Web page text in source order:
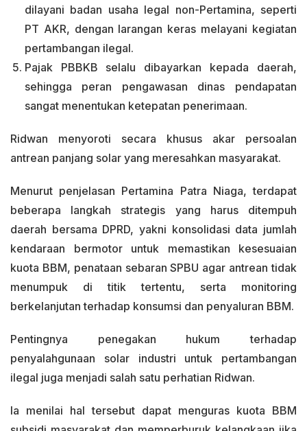
dilayani badan usaha legal non-Pertamina, seperti
PT AKR, dengan larangan keras melayani kegiatan
pertambangan ilegal.
Pajak PBBKB selalu dibayarkan kepada daerah,
sehingga peran pengawasan dinas pendapatan
sangat menentukan ketepatan penerimaan.
Ridwan menyoroti secara khusus akar persoalan
antrean panjang solar yang meresahkan masyarakat.
Menurut penjelasan Pertamina Patra Niaga, terdapat
beberapa langkah strategis yang harus ditempuh
daerah bersama DPRD, yakni konsolidasi data jumlah
kendaraan bermotor untuk memastikan kesesuaian
kuota BBM, penataan sebaran SPBU agar antrean tidak
menumpuk di titik tertentu, serta monitoring
berkelanjutan terhadap konsumsi dan penyaluran BBM.
Pentingnya penegakan hukum terhadap
penyalahgunaan solar industri untuk pertambangan
ilegal juga menjadi salah satu perhatian Ridwan.
Ia menilai hal tersebut dapat menguras kuota BBM